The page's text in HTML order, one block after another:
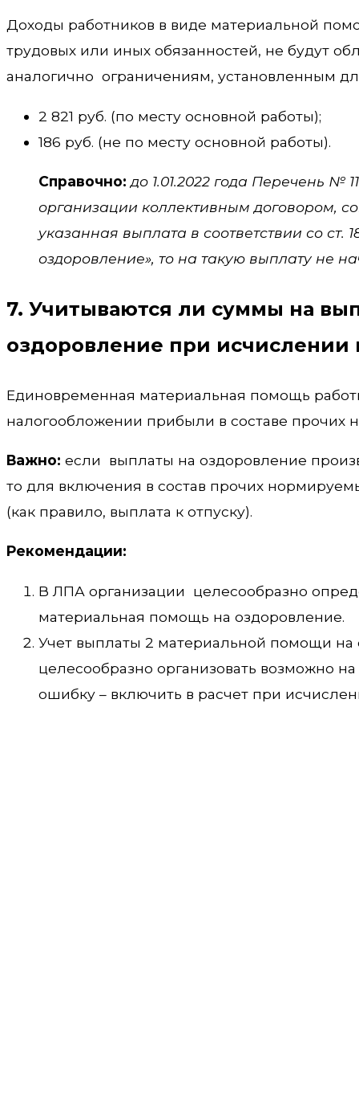
Доходы работников в виде материальной
трудовых или иных обязанностей, не будут
аналогично ограничениям, установленным
2 821 руб. (по месту основной работы);
186 руб. (не по месту основной работы).
Справочно: до 1.01.2022 года Перечень №
организации коллективным договором,
указанная выплата в соответствии со
оздоровление», то на такую выплату не
7. Учитываются ли суммы на
оздоровление при исчислении
Единовременная материальная помощь
налогообложении прибыли в составе прочих
Важно: если выплаты на оздоровление
то для включения в состав прочих
(как правило, выплата к отпуску).
Рекомендации:
В ЛПА организации целесообразно
материальная помощь на оздоровление.
Учет выплаты 2 материальной помощи на
целесообразно организовать возможно
ошибку – включить в расчет при